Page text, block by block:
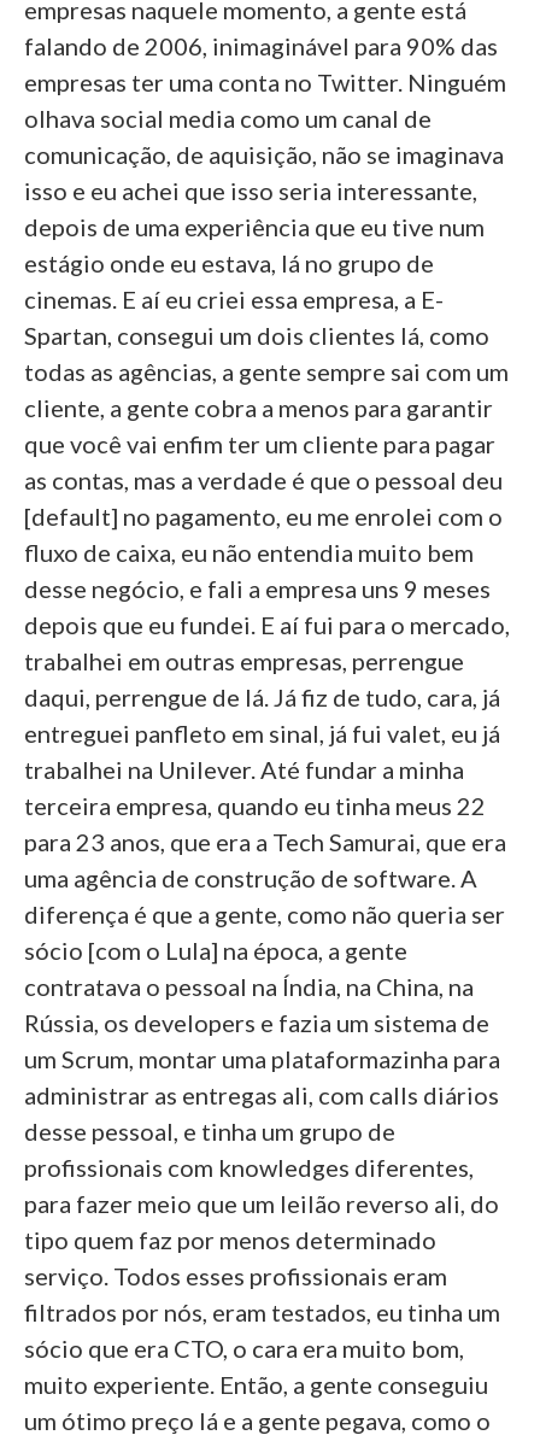
empresas naquele momento, a gente está
falando de 2006, inimaginável para 90% das
empresas ter uma conta no Twitter. Ninguém
olhava social media como um canal de
comunicação, de aquisição, não se imaginava
isso e eu achei que isso seria interessante,
depois de uma experiência que eu tive num
estágio onde eu estava, lá no grupo de
cinemas. E aí eu criei essa empresa, a E-
Spartan, consegui um dois clientes lá, como
todas as agências, a gente sempre sai com um
cliente, a gente cobra a menos para garantir
que você vai enfim ter um cliente para pagar
as contas, mas a verdade é que o pessoal deu
[default] no pagamento, eu me enrolei com o
fluxo de caixa, eu não entendia muito bem
desse negócio, e fali a empresa uns 9 meses
depois que eu fundei. E aí fui para o mercado,
trabalhei em outras empresas, perrengue
daqui, perrengue de lá. Já fiz de tudo, cara, já
entreguei panfleto em sinal, já fui valet, eu já
trabalhei na Unilever. Até fundar a minha
terceira empresa, quando eu tinha meus 22
para 23 anos, que era a Tech Samurai, que era
uma agência de construção de software. A
diferença é que a gente, como não queria ser
sócio [com o Lula] na época, a gente
contratava o pessoal na Índia, na China, na
Rússia, os developers e fazia um sistema de
um Scrum, montar uma plataformazinha para
administrar as entregas ali, com calls diários
desse pessoal, e tinha um grupo de
profissionais com knowledges diferentes,
para fazer meio que um leilão reverso ali, do
tipo quem faz por menos determinado
serviço. Todos esses profissionais eram
filtrados por nós, eram testados, eu tinha um
sócio que era CTO, o cara era muito bom,
muito experiente. Então, a gente conseguiu
um ótimo preço lá e a gente pegava, como o